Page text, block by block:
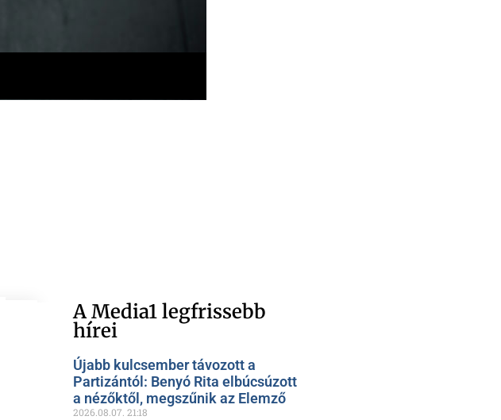
A Media1 legfrissebb
hírei
Újabb kulcsember távozott a
Partizántól: Benyó Rita elbúcsúzott
a nézőktől, megszűnik az Elemző
2026.08.07. 21:18